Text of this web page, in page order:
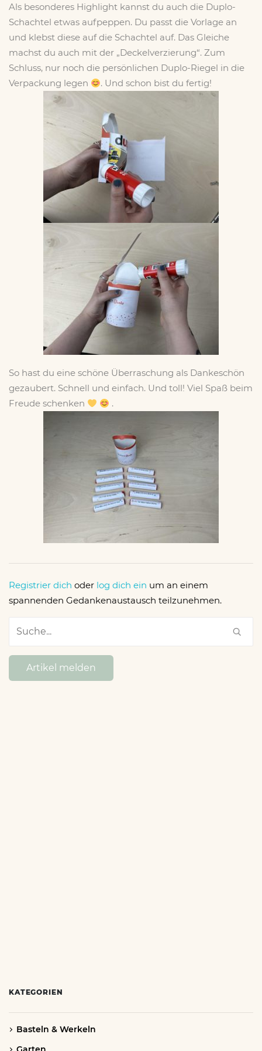
Als besonderes Highlight kannst du auch die Duplo-
Schachtel etwas aufpeppen. Du passt die Vorlage an
und klebst diese auf die Schachtel auf. Das Gleiche
machst du auch mit der „Deckelverzierung“. Zum
Schluss, nur noch die persönlichen Duplo-Riegel in die
Verpackung legen
. Und schon bist du fertig!
So hast du eine schöne Überraschung als Dankeschön
gezaubert. Schnell und einfach. Und toll! Viel Spaß beim
Freude schenken
.
Registrier dich oder log dich ein um an einem
spannenden Gedankenaustausch teilzunehmen.
Artikel melden
KATEGORIEN
Basteln & Werkeln